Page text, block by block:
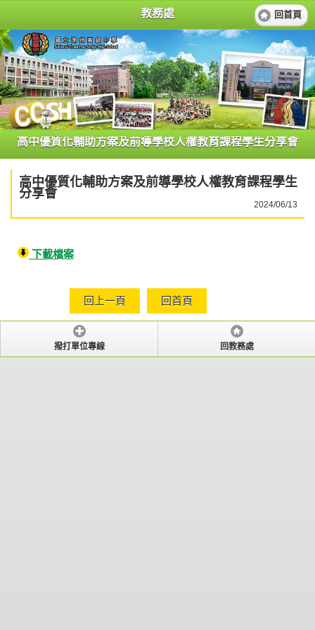
教務處 回首頁
高中優質化輔助方案及前導學校人權教育課程學生分享會
高中優質化輔助方案及前導學校人權教育課程學生
分享會
2024/06/13
下載檔案
回上一頁 回首頁
撥打單位專線 回教務處